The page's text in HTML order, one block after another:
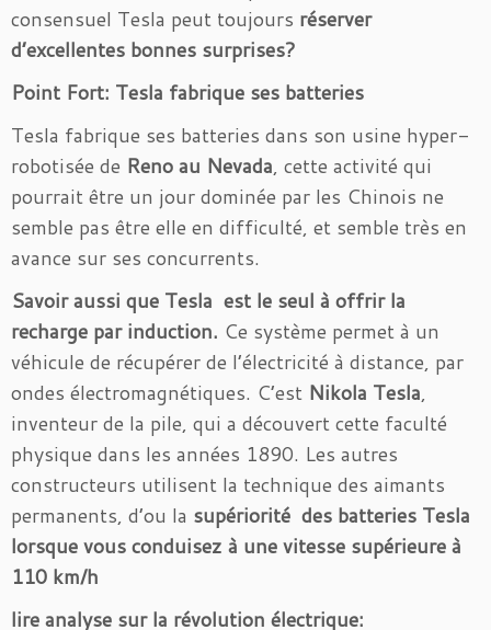
consensuel Tesla peut toujours réserver
d’excellentes bonnes surprises?
Point Fort: Tesla fabrique ses batteries
Tesla fabrique ses batteries dans son usine hyper-
robotisée de Reno au Nevada, cette activité qui
pourrait être un jour dominée par les Chinois ne
semble pas être elle en difficulté, et semble très en
avance sur ses concurrents.
Savoir aussi que Tesla est le seul à offrir la
recharge par induction. Ce système permet à un
véhicule de récupérer de l’électricité à distance, par
ondes électromagnétiques. C’est Nikola Tesla,
inventeur de la pile, qui a découvert cette faculté
physique dans les années 1890. Les autres
constructeurs utilisent la technique des aimants
permanents, d’ou la supériorité des batteries Tesla
lorsque vous conduisez à une vitesse supérieure à
110 km/h
lire analyse sur la révolution électrique: